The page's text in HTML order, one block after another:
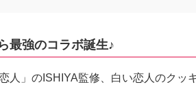
最強のコラボ誕生♪
人」のISHIYA監修、白い恋人のクッ